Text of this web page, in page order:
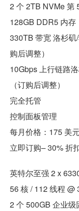
2 个 2TB NVMe 第
128GB DDR5 内存
330TB 带宽 洛杉
购后调整）
10Gbps 上行链路
（订购后调整）
完全托管
控制面板管理
每月价格：175 美
立即订购– 30% 折
英特尔至强 2 x
56 核 / 112 线程 @
2 个 500GB 企业级